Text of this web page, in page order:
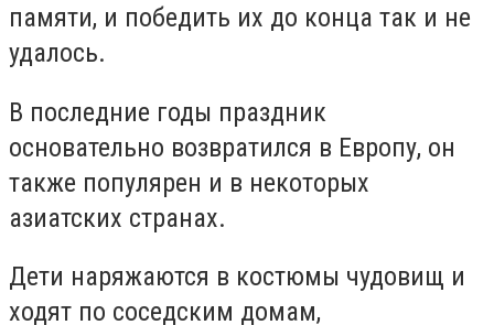
памяти, и победить их до конца так и не
удалось.
В последние годы праздник
основательно возвратился в Европу, он
также популярен и в некоторых
азиатских странах.
Дети наряжаются в костюмы чудовищ и
ходят по соседским домам,